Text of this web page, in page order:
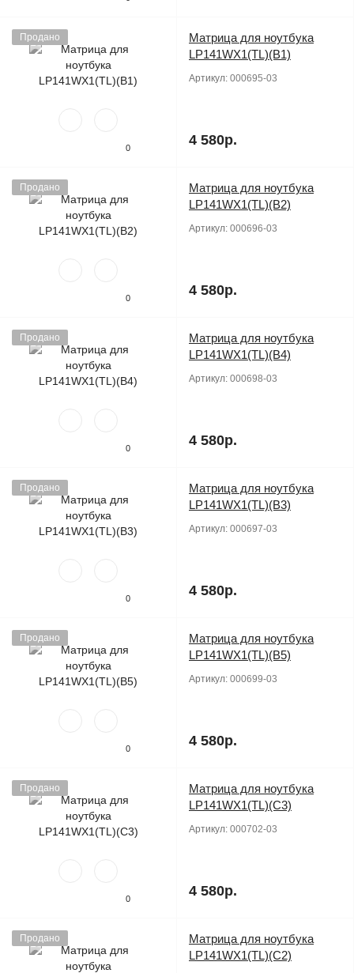
Продано
0
Матрица для ноутбука
LP141WX1(TL)(B1)
Артикул: 000695-03
4 580р.
Продано
0
Матрица для ноутбука
LP141WX1(TL)(B2)
Артикул: 000696-03
4 580р.
Продано
0
Матрица для ноутбука
LP141WX1(TL)(B4)
Артикул: 000698-03
4 580р.
Продано
0
Матрица для ноутбука
LP141WX1(TL)(B3)
Артикул: 000697-03
4 580р.
Продано
0
Матрица для ноутбука
LP141WX1(TL)(B5)
Артикул: 000699-03
4 580р.
Продано
0
Матрица для ноутбука
LP141WX1(TL)(C3)
Артикул: 000702-03
4 580р.
Продано
Матрица для ноутбука
LP141WX1(TL)(C2)